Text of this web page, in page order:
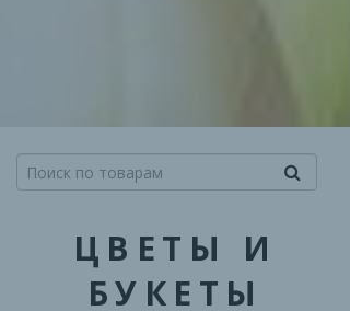
ЦВЕТЫ И
БУКЕТЫ